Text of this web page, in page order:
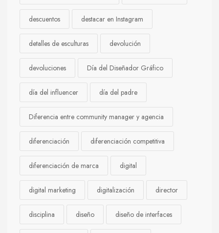
descuentos destacar en Instagram
detalles de esculturas devolución
devoluciones Día del Diseñador Gráfico
día del influencer día del padre
Diferencia entre community manager y agencia
diferenciación diferenciación competitiva
diferenciación de marca digital
digital marketing digitalización director
disciplina diseño diseño de interfaces